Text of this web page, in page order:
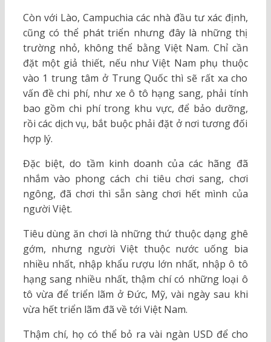
Còn với Lào, Campuchia các nhà đầu tư xác định,
cũng có thể phát triển nhưng đây là những thị
trường nhỏ, không thể bằng Việt Nam. Chỉ cần
đặt một giả thiết, nếu như Việt Nam phụ thuộc
vào 1 trung tâm ở Trung Quốc thì sẽ rất xa cho
vấn đề chi phí, như xe ô tô hạng sang, phải tính
bao gồm chi phí trong khu vực, để bảo dưỡng,
rồi các dịch vụ, bắt buộc phải đặt ở nơi tương đối
hợp lý.
Đặc biệt, do tầm kinh doanh của các hãng đã
nhắm vào phong cách chi tiêu chơi sang, chơi
ngông, đã chơi thì sẵn sàng chơi hết mình của
người Việt.
Tiêu dùng ăn chơi là những thứ thuộc dạng ghê
gớm, nhưng người Việt thuộc nước uống bia
nhiều nhất, nhập khẩu rượu lớn nhất, nhập ô tô
hạng sang nhiều nhất, thậm chí có những loại ô
tô vừa để triển lãm ở Đức, Mỹ, vài ngày sau khi
vừa hết triển lãm đã về tới Việt Nam.
Thậm chí, họ có thể bỏ ra vài ngàn USD để cho